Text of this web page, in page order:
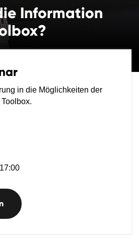
Information
in die Möglichkeiten der